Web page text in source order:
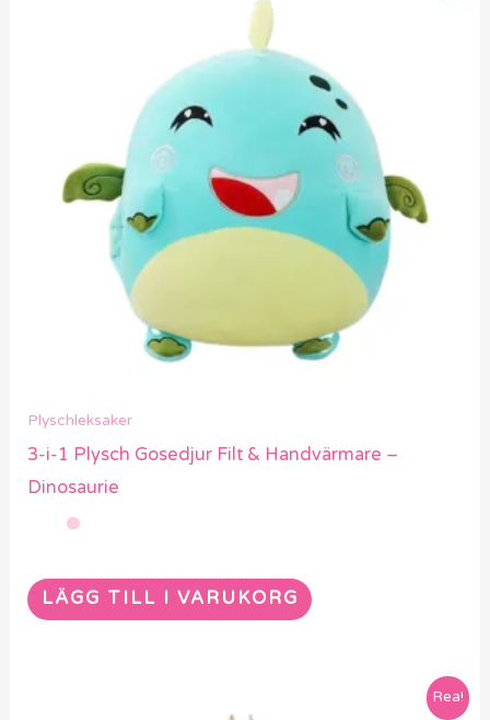
Plyschleksaker
3-i-1 Plysch Gosedjur Filt & Handvärmare –
Dinosaurie
LÄGG TILL I VARUKORG
Rea!